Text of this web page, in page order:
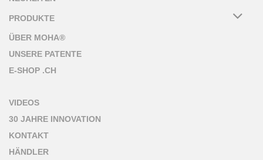
PRODUKTE
ÜBER MOHA®
UNSERE PATENTE
E-SHOP .CH
VIDEOS
30 JAHRE INNOVATION
KONTAKT
HÄNDLER